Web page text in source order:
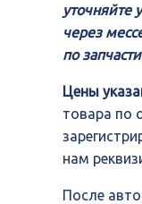
уточняйте
через
по
Цены
товара по
нам
После